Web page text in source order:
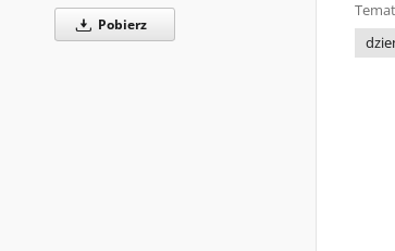
Pobierz